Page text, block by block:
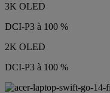
3K OLED
DCI-P3 à 100 %
2K OLED
DCI-P3 à 100 %